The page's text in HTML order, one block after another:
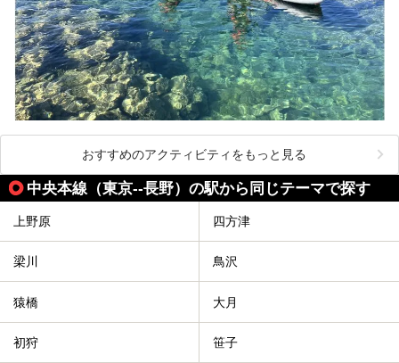
おすすめのアクティビティをもっと見る
中央本線（東京--長野）の駅から同じテーマで探す
上野原 四方津
梁川 鳥沢
猿橋 大月
初狩 笹子